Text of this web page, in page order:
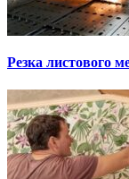
Резка листового